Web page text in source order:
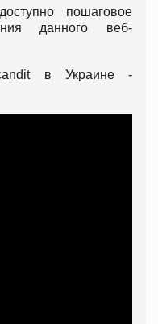
пошаговое
данного веб-
в Украине -